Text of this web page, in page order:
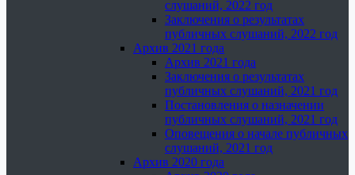
слушаний, 2022 год
Заключения о результатах
публичных слушаний, 2022 год
Архив 2021 года
Архив 2021 года
Заключения о результатах
публичных слушаний, 2021 год
Постановления о назначении
публичных слушаний, 2021 год
Оповещения о начале публичных
слушаний, 2021 год
Архив 2020 года